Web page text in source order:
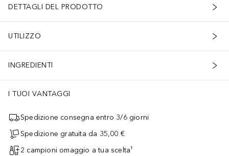
DETTAGLI DEL PRODOTTO
UTILIZZO
INGREDIENTI
I TUOI VANTAGGI
Spedizione consegna entro 3/6 giorni
Spedizione gratuita da 35,00 €
2 campioni omaggio a tua scelta¹